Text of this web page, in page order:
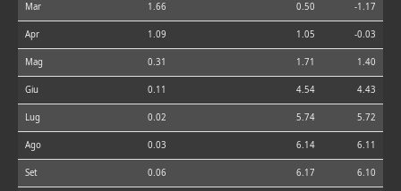
Mar 1.66 0.50 -1.17
Apr 1.09 1.05 -0.03
Mag 0.31 1.71 1.40
Giu 0.11 4.54 4.43
Lug 0.02 5.74 5.72
Ago 0.03 6.14 6.11
Set 0.06 6.17 6.10